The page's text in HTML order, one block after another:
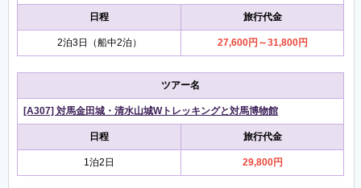
日程 旅行代金
2泊3日（船中2泊） 27,600円～31,800円
ツアー名
[A307] 対馬金田城・清水山城Wトレッキングと対馬博物館
日程 旅行代金
1泊2日 29,800円